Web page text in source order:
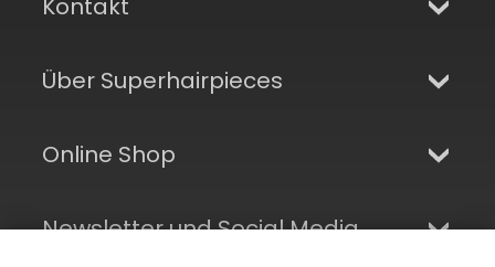
Kontakt
Über Superhairpieces
Online Shop
Newsletter und Social Media